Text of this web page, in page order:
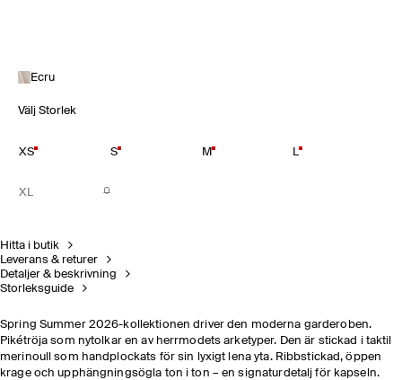
Ecru
Välj Storlek
XS S M L
XL
Hitta i butik
Leverans & returer
Detaljer & beskrivning
Storleksguide
Spring Summer 2026-kollektionen driver den moderna garderoben.
Pikétröja som nytolkar en av herrmodets arketyper. Den är stickad i taktil
merinoull som handplockats för sin lyxigt lena yta. Ribbstickad, öppen
krage och upphängningsögla ton i ton – en signaturdetalj för kapseln.